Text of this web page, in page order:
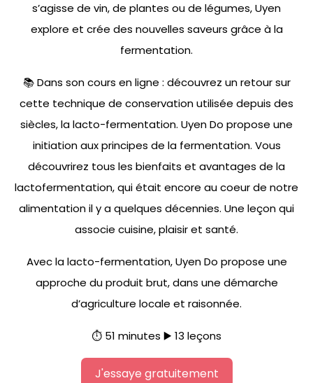
s’agisse de vin, de plantes ou de légumes, Uyen
explore et crée des nouvelles saveurs grâce à la
fermentation.
📚 Dans son cours en ligne : découvrez un retour sur
cette technique de conservation utilisée depuis des
siècles, la lacto-fermentation. Uyen Do propose une
initiation aux principes de la fermentation. Vous
découvrirez tous les bienfaits et avantages de la
lactofermentation, qui était encore au coeur de notre
alimentation il y a quelques décennies. Une leçon qui
associe cuisine, plaisir et santé.
Avec la lacto-fermentation, Uyen Do propose une
approche du produit brut, dans une démarche
d’agriculture locale et raisonnée.
⏱️ 51 minutes ▶️ 13 leçons
J'essaye gratuitement